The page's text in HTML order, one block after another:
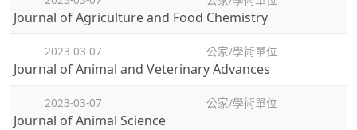
Journal of Agriculture and Food Chemistry
2023-03-07 公家/學術單位
Journal of Animal and Veterinary Advances
2023-03-07 公家/學術單位
Journal of Animal Science